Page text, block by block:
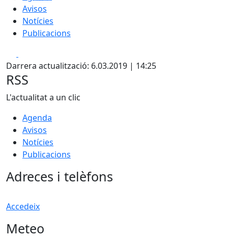
Avisos
Notícies
Publicacions
Darrera actualització: 6.03.2019 | 14:25
RSS
L'actualitat a un clic
Agenda
Avisos
Notícies
Publicacions
Adreces i telèfons
Accedeix
Meteo